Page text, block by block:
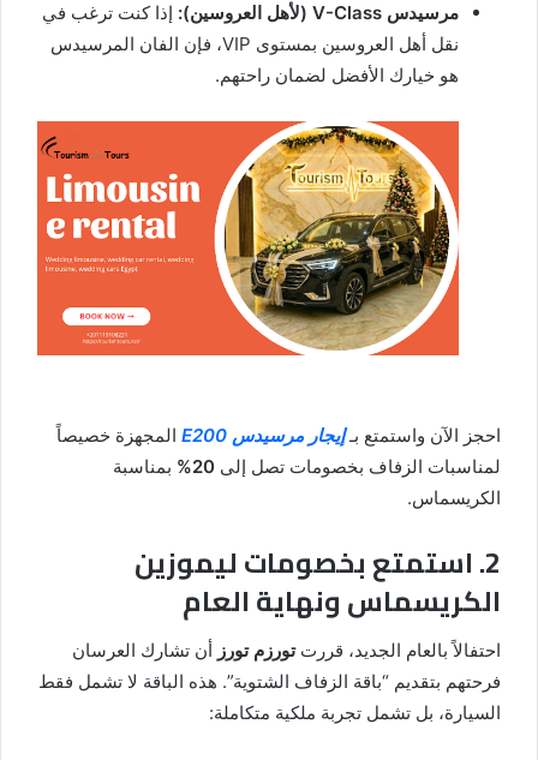
مرسيدس V-Class (لأهل العروسين):
إذا كنت ترغب في
نقل أهل العروسين بمستوى VIP، فإن الفان المرسيدس
هو خيارك الأفضل لضمان راحتهم.
احجز الآن واستمتع بـإيجار مرسيدس E200
المجهزة خصيصاً
لمناسبات الزفاف بخصومات تصل إلى 20%
بمناسبة
الكريسماس.
2. استمتع بخصومات ليموزين
الكريسماس ونهاية العام
احتفالاً بالعام الجديد، قررتتورزم تورز أن تشارك العرسان
فرحتهم بتقديم “باقة الزفاف الشتوية”. هذه الباقة لا تشمل فقط
السيارة، بل تشمل تجربة ملكية متكاملة: